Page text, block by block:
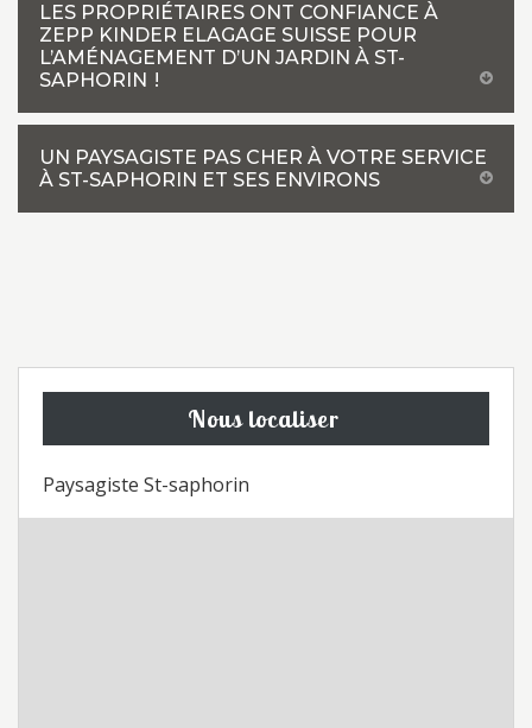
LES PROPRIÉTAIRES ONT CONFIANCE À
ZEPP KINDER ELAGAGE SUISSE POUR
L’AMÉNAGEMENT D’UN JARDIN À ST-
SAPHORIN !
UN PAYSAGISTE PAS CHER À VOTRE SERVICE
À ST-SAPHORIN ET SES ENVIRONS
Nous localiser
Paysagiste St-saphorin